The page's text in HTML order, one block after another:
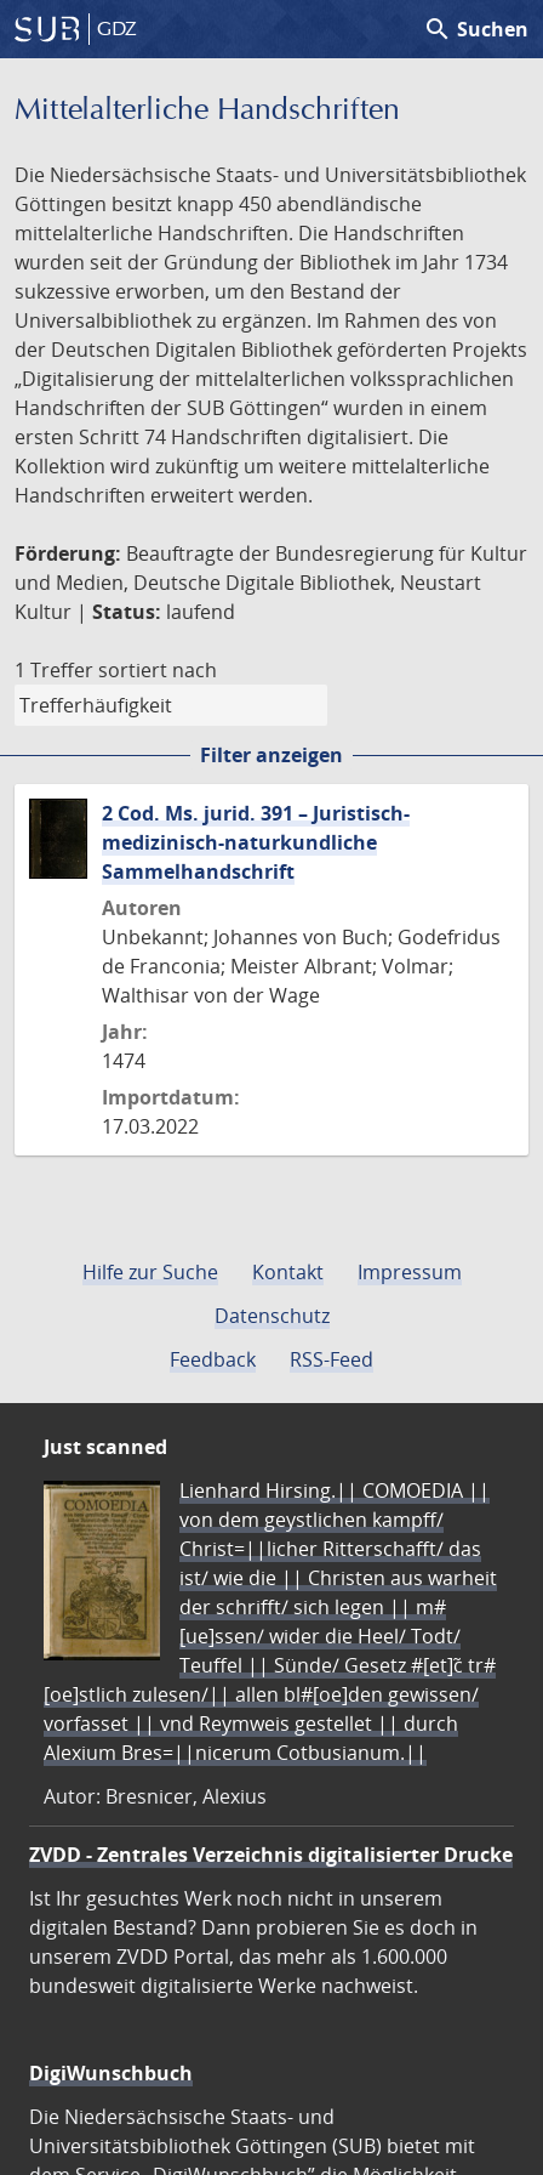
GDZ search Suchen
Mittelalterliche Handschriften
Die Niedersächsische Staats- und Universitätsbibliothek
Göttingen besitzt knapp 450 abendländische
mittelalterliche Handschriften. Die Handschriften
wurden seit der Gründung der Bibliothek im Jahr 1734
sukzessive erworben, um den Bestand der
Universalbibliothek zu ergänzen. Im Rahmen des von
der Deutschen Digitalen Bibliothek geförderten Projekts
„Digitalisierung der mittelalterlichen volkssprachlichen
Handschriften der SUB Göttingen“ wurden in einem
ersten Schritt 74 Handschriften digitalisiert. Die
Kollektion wird zukünftig um weitere mittelalterliche
Handschriften erweitert werden.
Förderung: Beauftragte der Bundesregierung für Kultur
und Medien, Deutsche Digitale Bibliothek, Neustart
Kultur | Status: laufend
1 Treffer sortiert nach
Filter anzeigen
2 Cod. Ms. jurid. 391 – Juristisch-
medizinisch-naturkundliche
Sammelhandschrift
Autoren
Unbekannt; Johannes von Buch; Godefridus
de Franconia; Meister Albrant; Volmar;
Walthisar von der Wage
Jahr:
1474
Importdatum:
17.03.2022
Hilfe zur Suche Kontakt
Impressum
Datenschutz
Feedback
RSS-Feed
Just scanned
Lienhard Hirsing.|| COMOEDIA ||
von dem geystlichen kampff/
Christ=||licher Ritterschafft/ das
ist/ wie die || Christen aus warheit
der schrifft/ sich legen || m#
[ue]ssen/ wider die Heel/ Todt/
Teuffel || Sünde/ Gesetz #[et]c̃ tr#
[oe]stlich zulesen/|| allen bl#[oe]den gewissen/
vorfasset || vnd Reymweis gestellet || durch
Alexium Bres=||nicerum Cotbusianum.||
Autor: Bresnicer, Alexius
ZVDD - Zentrales Verzeichnis digitalisierter Drucke
Ist Ihr gesuchtes Werk noch nicht in unserem
digitalen Bestand? Dann probieren Sie es doch in
unserem ZVDD Portal, das mehr als 1.600.000
bundesweit digitalisierte Werke nachweist.
DigiWunschbuch
Die Niedersächsische Staats- und
Universitätsbibliothek Göttingen (SUB) bietet mit